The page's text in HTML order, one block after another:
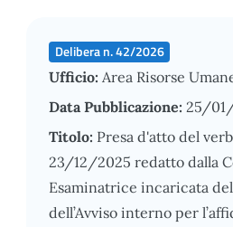
Delibera n. 42/2026
Ufficio: Area Risorse
Data Pubblicazione: 25/
Titolo: Presa d'atto del
23/12/2025 redatto dalla
Esaminatrice incaricata
dell’Avviso interno per